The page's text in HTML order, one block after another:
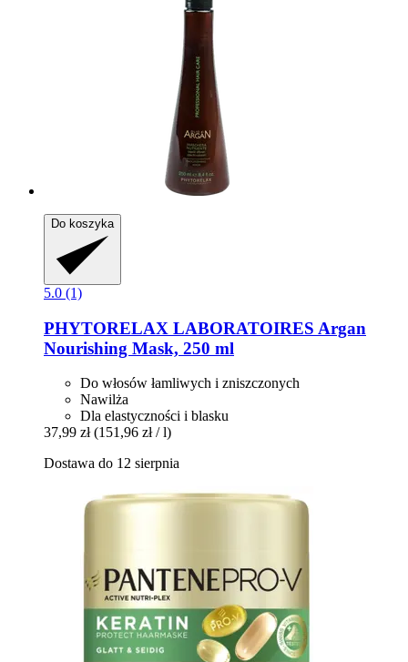
Do koszyka
5.0 (1)
PHYTORELAX LABORATOIRES Argan
Nourishing Mask, 250 ml
Do włosów łamliwych i zniszczonych
Nawilża
Dla elastyczności i blasku
37,99 zł (151,96 zł / l)
Dostawa do 12 sierpnia